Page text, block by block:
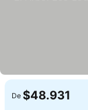
De $48.931